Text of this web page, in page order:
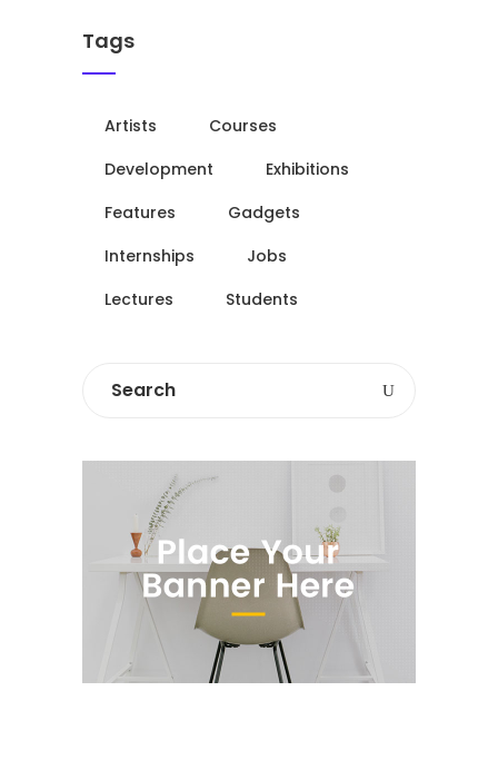
Tags
Artists
Courses
Development
Exhibitions
Features
Gadgets
Internships
Jobs
Lectures
Students